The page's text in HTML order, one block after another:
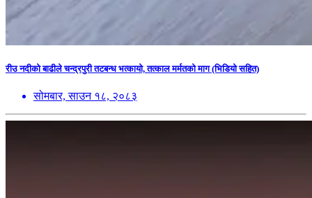
रीउ नदीको बाढीले चन्द्रपुरी तटबन्ध भत्कायो, तत्काल मर्मतको माग (भिडियो सहित)
सोमबार, साउन १८, २०८३